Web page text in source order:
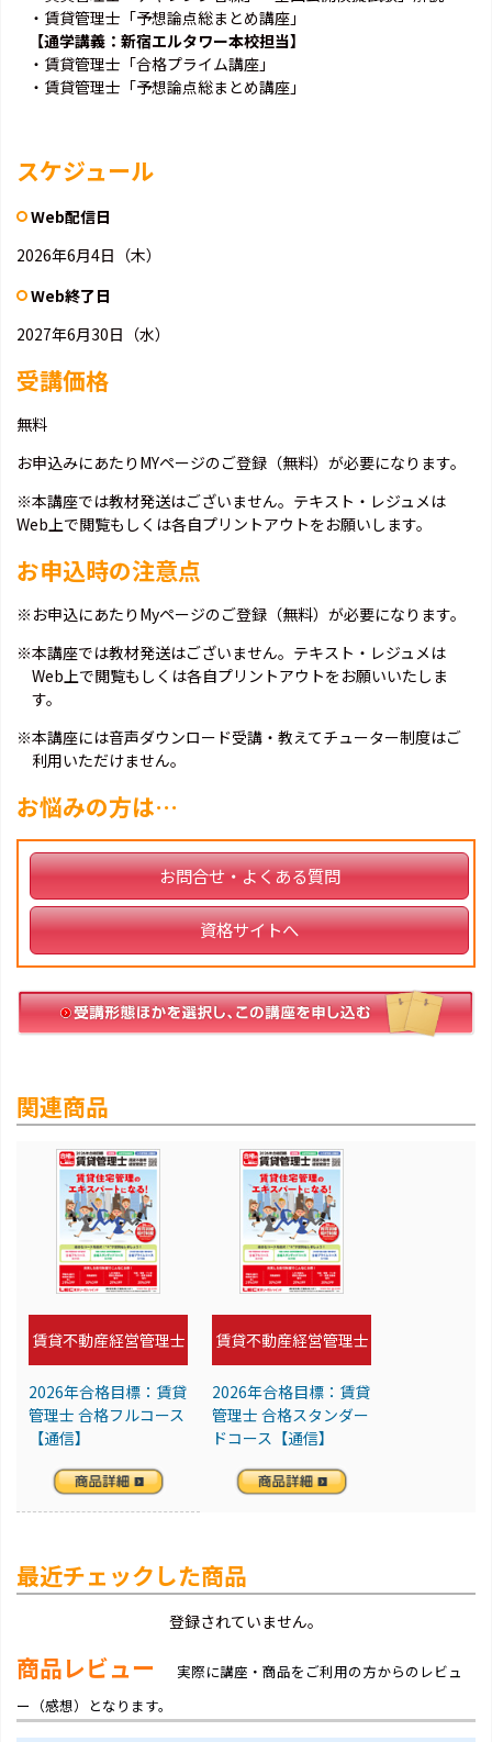
・賃貸管理士「予想論点総まとめ講座」
【通学講義：新宿エルタワー本校担当】
・賃貸管理士「合格プライム講座」
・賃貸管理士「予想論点総まとめ講座」
スケジュール
Web配信日
2026年6月4日（木）
Web終了日
2027年6月30日（水）
受講価格
無料
お申込みにあたりMYページのご登録（無料）が必要になります。
※本講座では教材発送はございません。テキスト・レジュメは
Web上で閲覧もしくは各自プリントアウトをお願いします。
お申込時の注意点
※お申込にあたりMyページのご登録（無料）が必要になります。
※本講座では教材発送はございません。テキスト・レジュメは
Web上で閲覧もしくは各自プリントアウトをお願いいたしま
す。
※本講座には音声ダウンロード受講・教えてチューター制度はご
利用いただけません。
お悩みの方は…
お問合せ・よくある質問
資格サイトへ
関連商品
賃貸不動産経営管理士
2026年合格目標：賃貸
管理士 合格フルコース
【通信】
賃貸不動産経営管理士
2026年合格目標：賃貸
管理士 合格スタンダー
ドコース【通信】
最近チェックした商品
登録されていません。
商品レビュー
実際に講座・商品をご利用の方からのレビュ
ー（感想）となります。